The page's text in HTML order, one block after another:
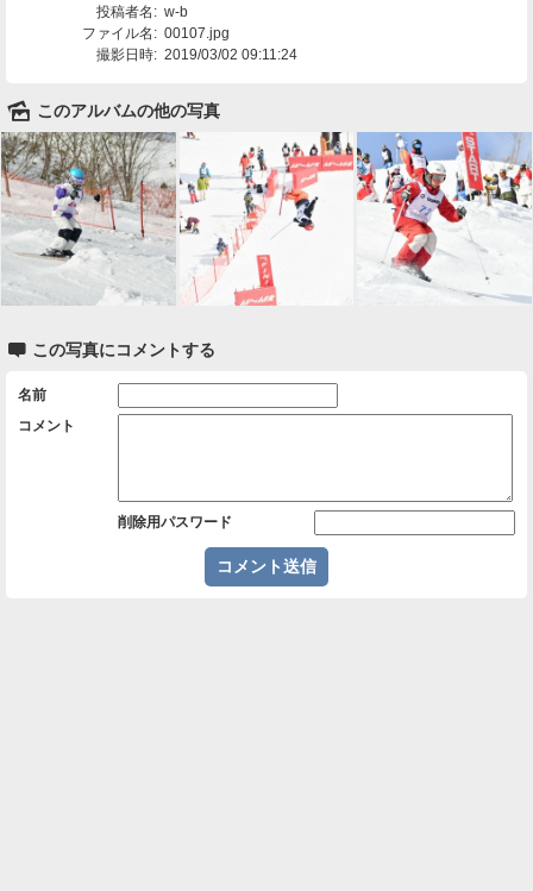
投稿者名: w-b
ファイル名: 00107.jpg
撮影日時: 2019/03/02 09:11:24
🌄 このアルバムの他の写真
 この写真にコメントする
名前
コメント
削除用パスワード